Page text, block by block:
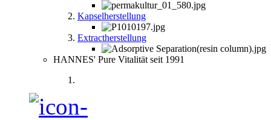
Kapselherstellung
Extractherstellung
HANNES' Pure Vitalität seit 1991